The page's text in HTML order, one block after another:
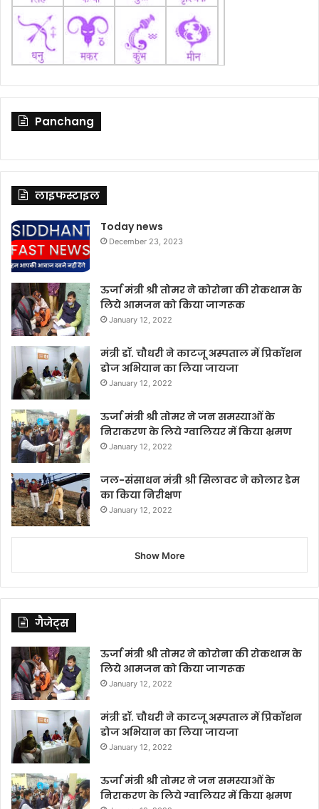
Panchang
लाइफस्टाइल
Today news
December 23, 2023
ऊर्जा मंत्री श्री तोमर ने कोरोना की रोकथाम के
लिये आमजन को किया जागरूक
January 12, 2022
मंत्री डॉ. चौधरी ने काटजू अस्पताल में प्रिकॉशन
डोज अभियान का लिया जायजा
January 12, 2022
ऊर्जा मंत्री श्री तोमर ने जन समस्याओं के
निराकरण के लिये ग्वालियर में किया भ्रमण
January 12, 2022
जल-संसाधन मंत्री श्री सिलावट ने कोलार डेम
का किया निरीक्षण
January 12, 2022
Show More
गैजेट्स
ऊर्जा मंत्री श्री तोमर ने कोरोना की रोकथाम के
लिये आमजन को किया जागरूक
January 12, 2022
मंत्री डॉ. चौधरी ने काटजू अस्पताल में प्रिकॉशन
डोज अभियान का लिया जायजा
January 12, 2022
ऊर्जा मंत्री श्री तोमर ने जन समस्याओं के
निराकरण के लिये ग्वालियर में किया भ्रमण